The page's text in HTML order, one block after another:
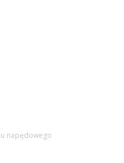
napędowego